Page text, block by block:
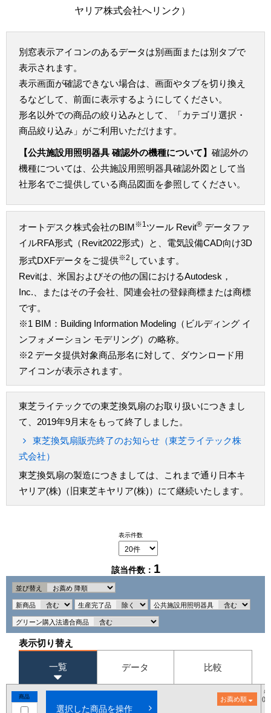
ヤリア株式会社へリンク）
別窓表示アイコンのあるデータは別画面または別タブで
表示されます。
表示画面が確認できない場合は、画面やタブを切り換え
るなどして、前面に表示するようにしてください。
形名以外での商品の絞り込みとして、「カテゴリ選択・
商品絞り込み」がご利用いただけます。
【公共施設用照明器具 確認外の機種について】 確認外の
機種については、公共施設用照明器具確認外図として当
社形名でご提供している商品図面を参照してください。
オートデスク株式会社のBIM※1 ツール Revit® データファ
イルRFA形式（Revit2022形式）と、電気設備CAD向け3D
形式DXFデータをご提供※2 しています。
Revitは、米国およびその他の国におけるAutodesk，
Inc.、またはその子会社、関連会社の登録商標または商標
です。
※1 BIM：Building Information Modeling（ビルディング イ
ンフォメーション モデリング）の略称。
※2 データ提供対象商品形名に対して、ダウンロード用
アイコンが表示されます。
東芝ライテックでの東芝換気扇のお取り扱いにつきまし
て、2019年9月末をもって終了しました。
東芝換気扇販売終了のお知らせ（東芝ライテック株
式会社）
東芝換気扇の製造につきましては、これまで通り日本キ
ヤリア(株)（旧東芝キヤリア(株)）にて継続いたします。
表示件数
該当件数： 1
並び替え
新商品 生産完了品 公共施設用照明器具
グリーン購入法適合商品
表示切り替え
一覧 データ 比較
商品
選択した商品を操作
お薦め順
希
()